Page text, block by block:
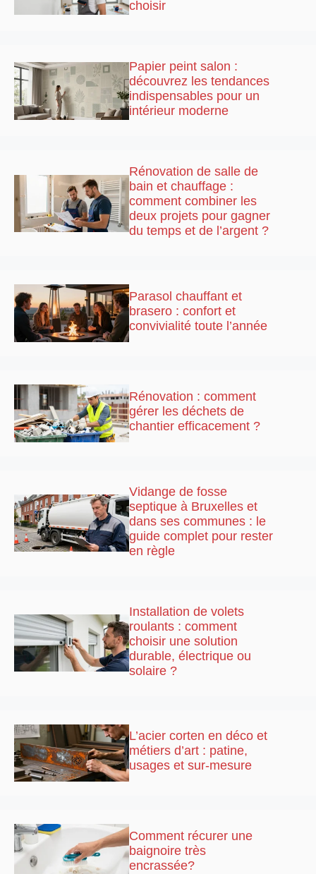
choisir
Papier peint salon :
découvrez les tendances
indispensables pour un
intérieur moderne
Rénovation de salle de
bain et chauffage :
comment combiner les
deux projets pour gagner
du temps et de l’argent ?
Parasol chauffant et
brasero : confort et
convivialité toute l’année
Rénovation : comment
gérer les déchets de
chantier efficacement ?
Vidange de fosse
septique à Bruxelles et
dans ses communes : le
guide complet pour rester
en règle
Installation de volets
roulants : comment
choisir une solution
durable, électrique ou
solaire ?
L’acier corten en déco et
métiers d’art : patine,
usages et sur-mesure
Comment récurer une
baignoire très
encrassée?